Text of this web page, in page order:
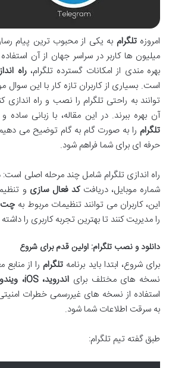
امروزهتلگرام به یکی از محبوب ترین پیام
میلیون ها کاربر در سراسر جهان از آن
بهره مندی از امکانات گسترده تلگرام،راه
است. بسیاری از کاربران تازه کار با این
توانند به راحتی تلگرام را نصب و راه اندازی
آن بهره ببرند. در این مقاله، با زبانی
تلگرام را به صورت گام به گام توضیح می
حرفه ای برای شما فراهم شود.
راه اندازی تلگرام شامل چند مرحله اصلی
شماره موبایل، دریافتکد فعال سازی و
این، کاربران می توانند تنظیمات مربوط بهچت
را مدیریت کنند تا بهترین تجربه کاربری را
دانلود و نصب تلگرام: اولین قدم برای شروع
برای شروع، ابتدا باید برنامه تلگرام را از منابع
نسخه های مختلف برای اندروید، iOS، ویندوز و مک
استفاده از نسخه های غیررسمی خطرات
به سرقت اطلاعات شما شود.
طبق گفته تیم تلگرام: